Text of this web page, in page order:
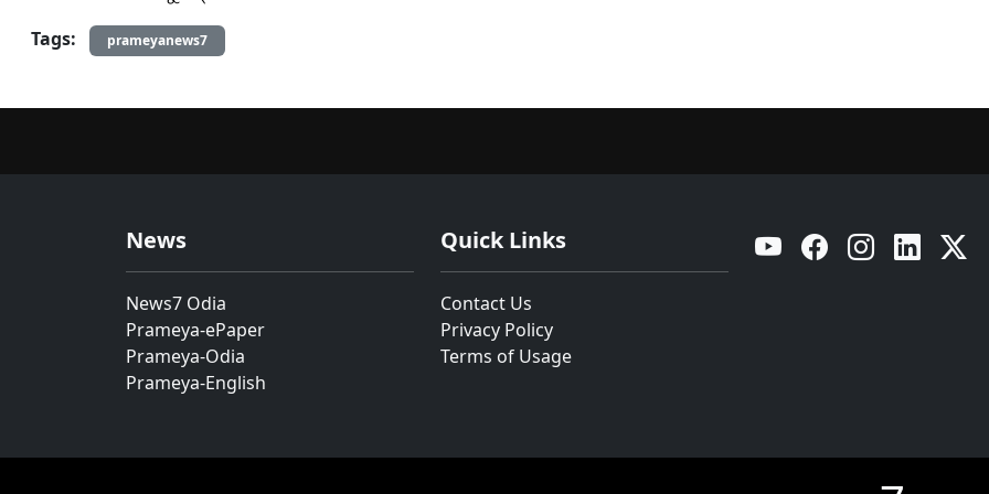
Tags:
prameyanews7
News
News7 Odia
Prameya-ePaper
Prameya-Odia
Prameya-English
Quick Links
Contact Us
Privacy Policy
Terms of Usage
YouTube Facebook Instagram